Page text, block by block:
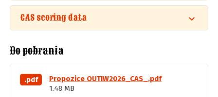
CAS scoring data
Do pobrania
.pdf
Propozice OUTIW2026_CAS_.pdf
1.48 MB